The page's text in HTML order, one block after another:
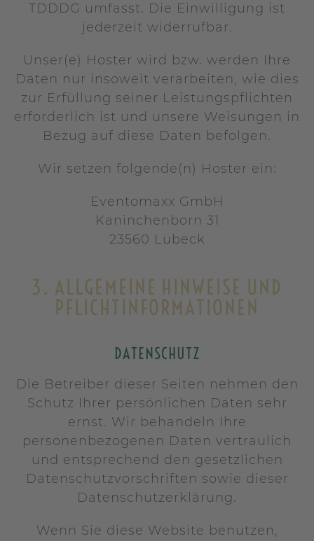
TDDDG umfasst. Die Einwilligung ist
jederzeit widerrufbar.
Unser(e) Hoster wird bzw. werden Ihre
Daten nur insoweit verarbeiten, wie dies
zur Erfüllung seiner Leistungspflichten
erforderlich ist und unsere Weisungen in
Bezug auf diese Daten befolgen.
Wir setzen folgende(n) Hoster ein:
Eventomaxx GmbH
Kaninchenborn 31
23560 Lübeck
3. ALLGEMEINE HINWEISE UND
PFLICHT­INFORMATIONEN
DATENSCHUTZ
Die Betreiber dieser Seiten nehmen den
Schutz Ihrer persönlichen Daten sehr
ernst. Wir behandeln Ihre
personenbezogenen Daten vertraulich
und entsprechend den gesetzlichen
Datenschutzvorschriften sowie dieser
Datenschutzerklärung.
Wenn Sie diese Website benutzen,